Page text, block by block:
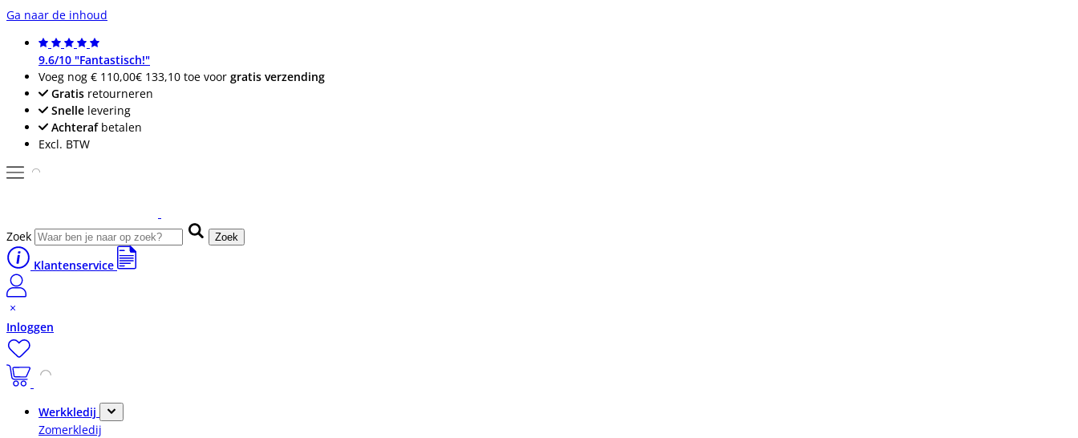
Ga naar de inhoud
9.6/10 "Fantastisch!"
Voeg nog € 110,00€ 133,10 toe voor gratis verzending
Gratis retourneren
Snelle levering
Achterafbetalen
Excl. BTW
Zoek Zoek
Klantenservice
Inloggen
Werkkledij
Zomerkledij